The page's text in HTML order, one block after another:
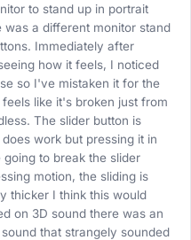
to stand up in portrait
a different monitor stand
Immediately after
how it feels, I noticed
so I've mistaken it for the
like it's broken just from
The slider button is
work but pressing it in
to break the slider
motion, the sliding is
thicker I think this would
on 3D sound there was an
that strangely sounded